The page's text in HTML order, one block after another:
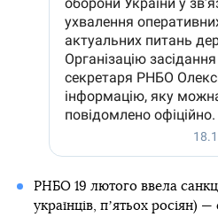
РНБО 19 лютого ввела
українців, пʼятьох